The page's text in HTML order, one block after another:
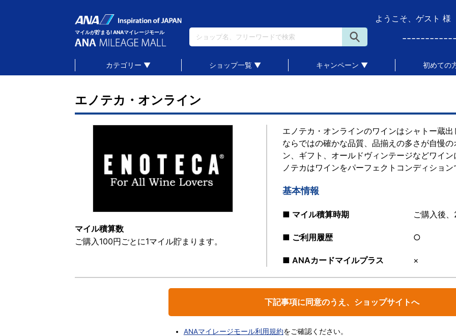
マイルが貯まる! ANAマイレージモール
ようこそ、ゲスト 様
カテゴリー ▼ ショップ一覧 ▼ キャンペーン ▼ 初めての
エノテカ・オンライン
マイル積算数
ご購入100円ごとに1マイル貯まります。
エノテカ・オンラインのワインはシャトー蔵
ならではの確かな品質、品揃えの多さが自慢
ン、ギフト、オールドヴィンテージなどワイ
ノテカはワインをパーフェクトコンディション
基本情報
■ マイル積算時期 ご購入後
■ ご利用履歴 ○
■ ANAカードマイルプラス ×
下記事項に同意のうえ、ショップサイトへ
ANAマイレージモール利用規約をご確認ください。